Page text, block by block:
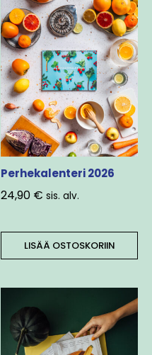
Perhekalenteri 2026
24,90 € sis. alv.
LISÄÄ OSTOSKORIIN